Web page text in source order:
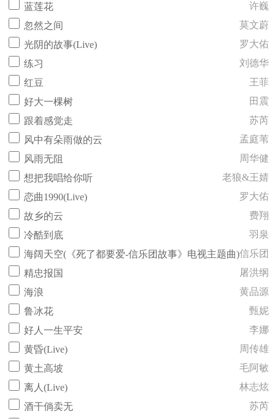
蓝莲花
许巍
忽然之间
莫文蔚
光阴的故事(Live)
罗大佑
练习
刘德华
红豆
王菲
好大一棵树
田震
跟着感觉走
苏芮
风中有朵雨做的云
孟庭苇
风雨无阻
周华健
想把我唱给你听
老狼&王婧
恋曲1990(Live)
罗大佑
故乡的云
费翔
冷酷到底
羽泉
海阔天空(《死了都要爱-信乐团故事》电视主题曲)信乐团
精忠报国
屠洪纲
海浪
黄品源
鲁冰花
甄妮
好人一生平安
李娜
黄昏(Live)
周传雄
黄土高坡
毛阿敏
离人(Live)
林志炫
酒干倘卖无
苏芮